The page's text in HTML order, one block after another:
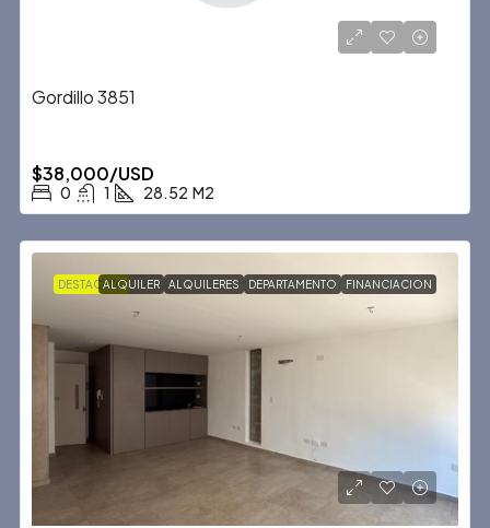
Gordillo 3851
$38,000/USD
0 1 28.52 M2
DESTACADAALQUILER ALQUILERES DEPARTAMENTO FINANCIACION